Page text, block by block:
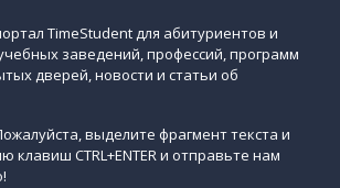
TimeStudent для абитуриентов и
заведений, профессий, программ
дверей, новости и статьи об
выделите фрагмент текста и
CTRL+ENTER и отправьте нам